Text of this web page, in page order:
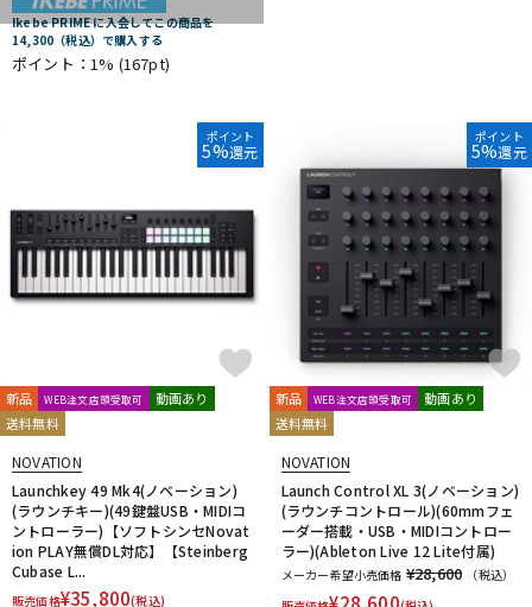
cmf by NOTHING
Ikebe PRIME に入会してこの商品を
14,300（税込）で購入する
ポイント：1% (167pt)
ポイント
5%還元
新品 WEB注文店頭受取可
動画あり
送料無料
NOVATION
Launchkey 49 Mk4(ノベーション)
(ラウンチキー)(49鍵盤USB・MIDIコ
ントローラー)【ソフトシンセNovat
ion PLAY無償DL対応】【Steinberg
Cubase L...
販売価格¥35,800(税込)
ポイント
5%還元
新品 WEB注文店頭受取可
動画あり
送料無料
NOVATION
Launch Control XL 3(ノベーション)
(ラウンチコントロール)(60mmフェ
ーダー搭載・USB・MIDIコントロー
ラー)(Ableton Live 12 Lite付属)
メーカー希望小売価格 ¥28,600
（税込）